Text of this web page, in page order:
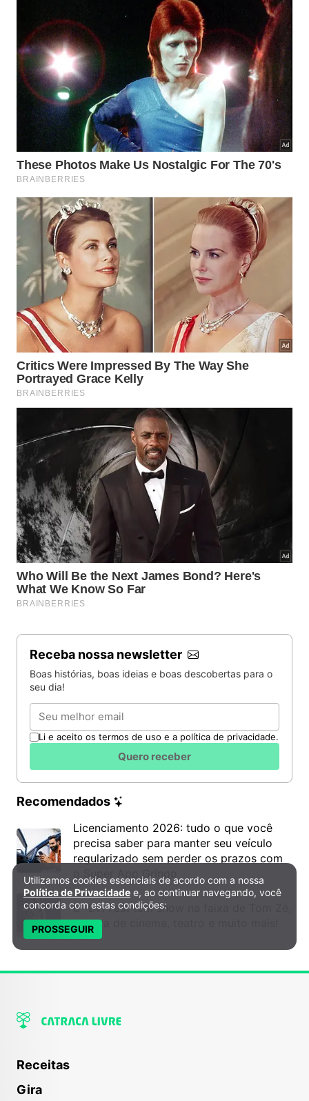
Receba nossa newsletter
Boas histórias, boas ideias e boas descobertas para o
seu dia!
Email
Li e aceito os termos de uso e a política de privacidade.
Quero receber
Recomendados
Licenciamento 2026: tudo o que você
precisa saber para manter seu veículo
regularizado sem perder os prazos com
o Super App Gringo
6º DH Fest tem show na faixa de Tom Zé,
mostra de cinema, teatro e muito mais!
Receitas
Gira
Política de Privacidade e Cookies
Utilizamos cookies essenciais de acordo com a nossa
Política de Privacidade e, ao continuar navegando, você
concorda com estas condições:
PROSSEGUIR